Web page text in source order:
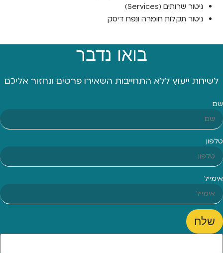
ניטור שרותים (Services)
ניטור תקלות חומרה ונפח דיסק
בואו נדבר
לשיחת ייעוץ ללא התחייבות השאירו פרטים ונחזור אליכם
שם
טלפון
אימייל
שלח